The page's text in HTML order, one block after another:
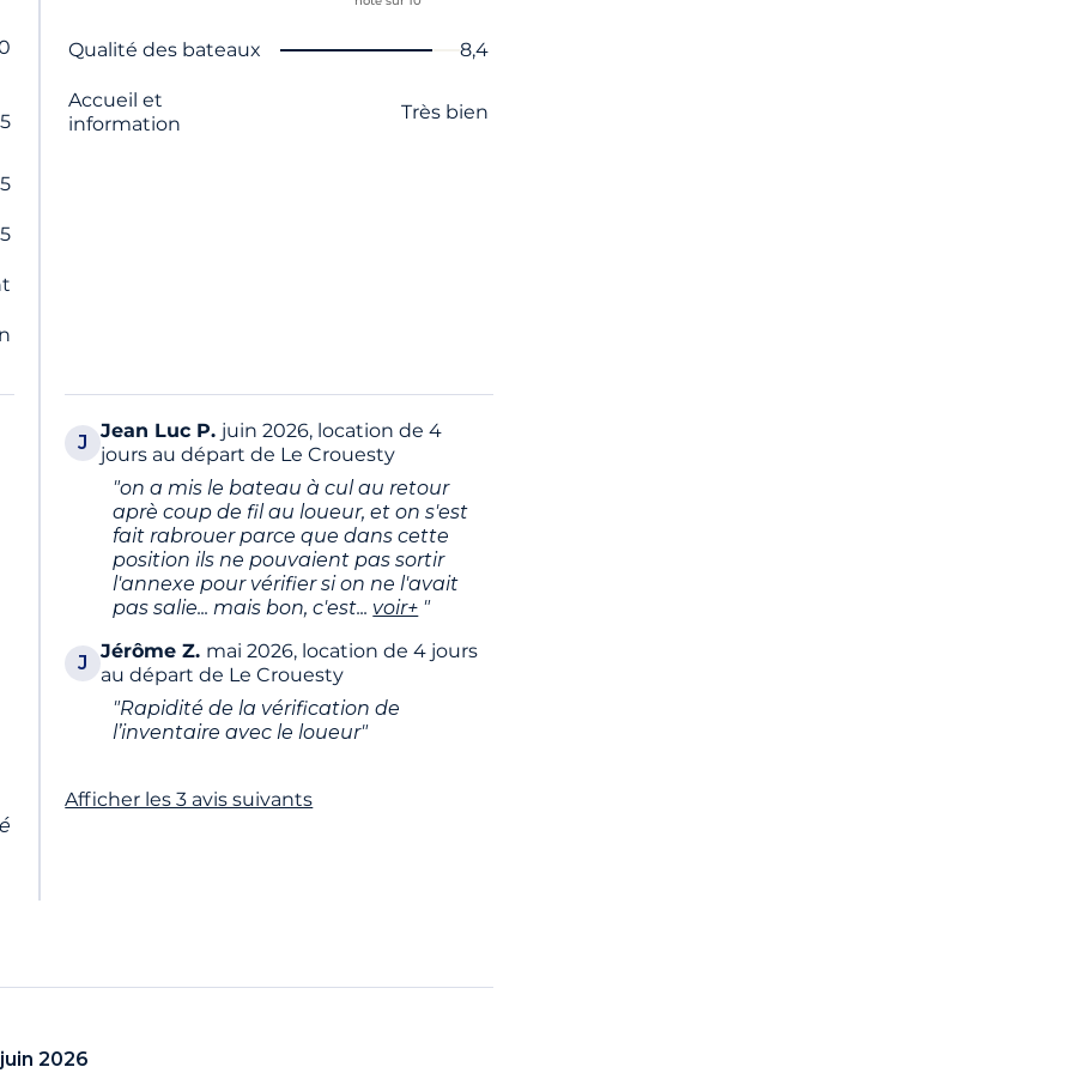
Nom du critère Note
Qualité des bateaux 8,4
Accueil et
information
Très bien
J
Jean Luc P. juin 2026, location de 4
jours au départ de Le Crouesty
"on a mis le bateau à cul au retour
aprè coup de fil au loueur, et on s'est
fait rabrouer parce que dans cette
position ils ne pouvaient pas sortir
l'annexe pour vérifier si on ne l'avait
pas salie... mais bon, c'est... voir+ "
J
JérômeZ. mai 2026, location de 4 jours
au départ de Le Crouesty
"Rapidité de la vérification de
l’inventaire avec le loueur"
Afficher les 3 avis suivants
juin 2026